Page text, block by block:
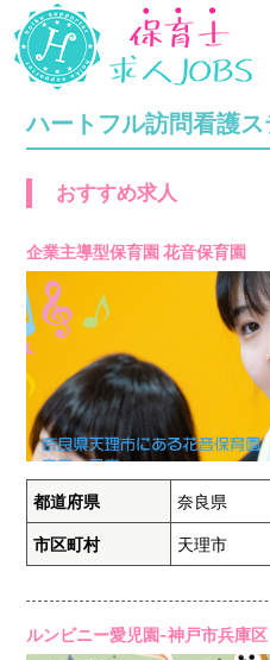
ハートフル訪問看護
おすすめ求人
企業主導型保育園 花音保育園
都道府県 奈良県
市区町村 天理市
ルンビニー愛児園-神戸市兵庫区